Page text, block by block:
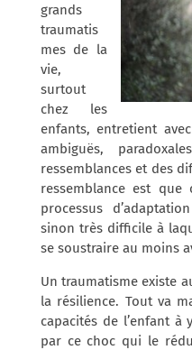
grands
traumatis
mes de la
vie,
surtout
chez les
enfants, entretient
ambiguës,
ressemblances et des
ressemblance est que
processus
sinon très difficile à
se soustraire au moins
Un traumatisme existe
la résilience. Tout va
capacités de l’enfant à
par ce choc qui le